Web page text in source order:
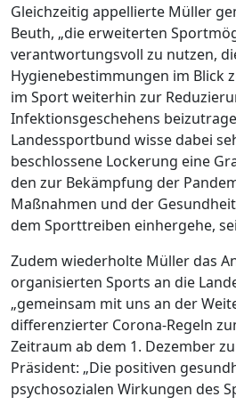
Gleichzeitig appellierte Müller
Beuth, „die erweiterten
verantwortungsvoll zu nutzen,
Hygienebestimmungen im Blick
im Sport weiterhin zur
Infektionsgeschehens
Landessportbund wisse dabei
beschlossene Lockerung eine
den zur Bekämpfung der
Maßnahmen und der
dem Sporttreiben einhergehe,
Zudem wiederholte Müller das
organisierten Sports an die
„gemeinsam mit uns an der
differenzierter Corona-Regeln
Zeitraum ab dem 1. Dezember
Präsident: „Die positiven
psychosozialen Wirkungen des